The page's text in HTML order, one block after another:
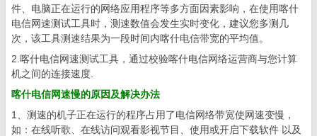
件、电脑正在运行的网络应用程序等多方面因素影响，在使用喀什
电信网速测试工具时，测速数值会发生实时变化，建议您多测几
次，该工具测速结果为一段时间内喀什电信带宽的平均值。
2.喀什电信网速测试工具，通过校验喀什电信网络运营商与您计算
机之间的连接速度.
喀什电信网速慢的原因及解决办法
1、测速的机子正在运行的程序占用了电信网络带宽使网速变慢，
如：在线听歌、在线访问观看影视节目、使用或开启下载软件 以及